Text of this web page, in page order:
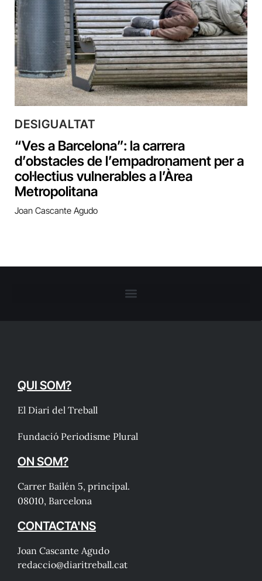
DESIGUALTAT
“Ves a Barcelona”: la carrera
d’obstacles de l’empadronament per a
col·lectius vulnerables a l’Àrea
Metropolitana
Joan Cascante Agudo
QUI SOM?
El Diari del Treball
Fundació Periodisme Plural
ON SOM?
Carrer Bailén 5, principal.
08010, Barcelona
CONTACTA'NS
Joan Cascante Agudo
redaccio@diaritreball.cat